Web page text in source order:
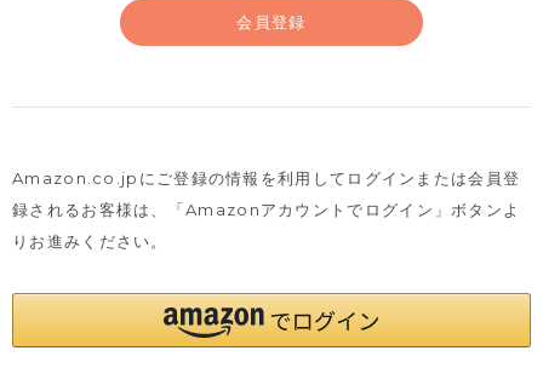
会員登録
Amazon.co.jpにご登録の情報を利用してログインまたは会員登
録されるお客様は、
「Amazonアカウントでログイン」ボタンよ
りお進みください。